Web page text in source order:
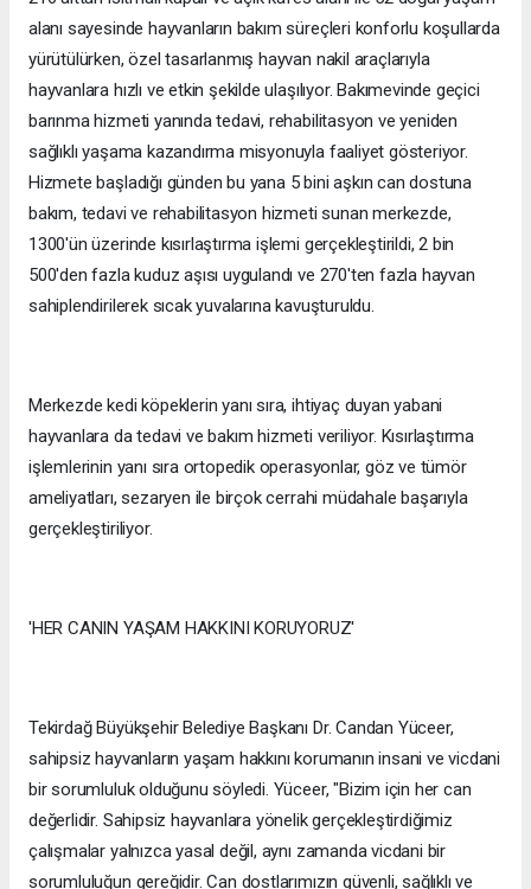
alanı sayesinde hayvanların bakım süreçleri konforlu koşullarda
yürütülürken, özel tasarlanmış hayvan nakil araçlarıyla
hayvanlara hızlı ve etkin şekilde ulaşılıyor. Bakımevinde geçici
barınma hizmeti yanında tedavi, rehabilitasyon ve yeniden
sağlıklı yaşama kazandırma misyonuyla faaliyet gösteriyor.
Hizmete başladığı günden bu yana 5 bini aşkın can dostuna
bakım, tedavi ve rehabilitasyon hizmeti sunan merkezde,
1300'ün üzerinde kısırlaştırma işlemi gerçekleştirildi, 2 bin
500'den fazla kuduz aşısı uygulandı ve 270'ten fazla hayvan
sahiplendirilerek sıcak yuvalarına kavuşturuldu.
Merkezde kedi köpeklerin yanı sıra, ihtiyaç duyan yabani
hayvanlara da tedavi ve bakım hizmeti veriliyor. Kısırlaştırma
işlemlerinin yanı sıra ortopedik operasyonlar, göz ve tümör
ameliyatları, sezaryen ile birçok cerrahi müdahale başarıyla
gerçekleştiriliyor.
'HER CANIN YAŞAM HAKKINI KORUYORUZ'
Tekirdağ Büyükşehir Belediye Başkanı Dr. Candan Yüceer,
sahipsiz hayvanların yaşam hakkını korumanın insani ve vicdani
bir sorumluluk olduğunu söyledi. Yüceer, "Bizim için her can
değerlidir. Sahipsiz hayvanlara yönelik gerçekleştirdiğimiz
çalışmalar yalnızca yasal değil, aynı zamanda vicdani bir
sorumluluğun gereğidir. Can dostlarımızın güvenli, sağlıklı ve